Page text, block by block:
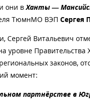
они вХанты —
ТюмнМО ВЭП Сергея
Сергей Витальевич
уровне
законов,
момент:
партнёрстве в